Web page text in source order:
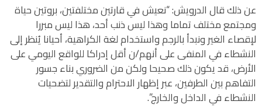
عن ذلك قال الدرويش: “نعيش في قارتين مختلفتين، بروتين حياة
ومجتمع مختلف تماما وهذا ليس ذنب أحد، هذا ليس مبررا
لإقصاء الغير ونبدأ بالرجم واستخدام لغة الكراهية، أحيانا يُنظر إلى
النشطاء في المنفى على أنهم/ن أقل إدراكا للواقع اليومي على
الأرض، قد يكون ذلك صحيحا ولكن من الضروري بناء جسور
التفاهم بين الطرفين، عبر إظهار الاحترام والتقدير لتضحيات
النشطاء في الداخل والخارج”.